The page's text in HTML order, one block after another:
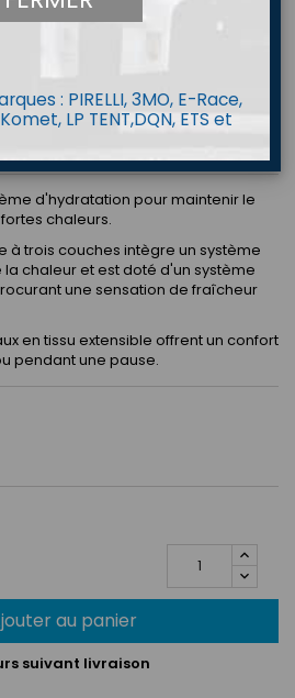
VEST
d'hydratation pour maintenir le
chaleurs.
à trois couches intègre un système
chaleur et est doté d'un système
une sensation de fraîcheur
en tissu extensible offrent un confort
pendant une pause.
au panier
suivant livraison
: PIRELLI, 3MO, E-Race,
LP TENT,DQN, ETS et